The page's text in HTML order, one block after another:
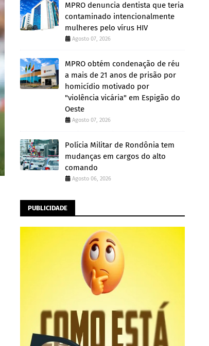
MPRO denuncia dentista que teria
contaminado intencionalmente
mulheres pelo vírus HIV
Agosto 07, 2026
MPRO obtém condenação de réu
a mais de 21 anos de prisão por
homicídio motivado por
"violência vicária" em Espigão do
Oeste
Agosto 07, 2026
Polícia Militar de Rondônia tem
mudanças em cargos do alto
comando
Agosto 06, 2026
PUBLICIDADE